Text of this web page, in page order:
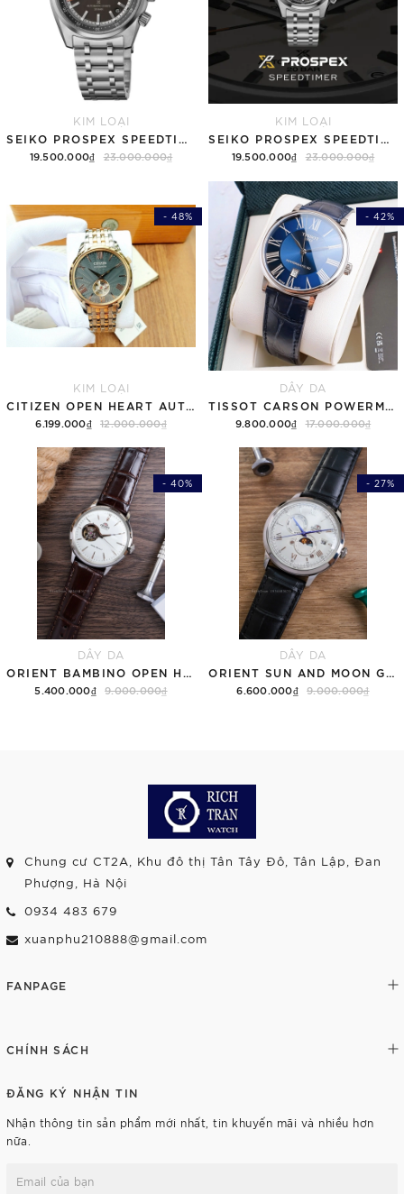
KIM LOẠI
19.500.000₫ 23.000.000₫
KIM LOẠI
19.500.000₫ 23.000.000₫
- 48%
KIM LOẠI
6.199.000₫ 12.000.000₫
- 42%
DÂY DA
9.800.000₫ 17.000.000₫
- 40%
DÂY DA
5.400.000₫ 9.000.000₫
- 27%
DÂY DA
6.600.000₫ 9.000.000₫
Chung cư CT2A, Khu đô thị Tân Tây Đô, Tân Lập, Đan
Phượng, Hà Nội
0934 483 679
xuanphu210888@gmail.com
FANPAGE
CHÍNH SÁCH
ĐĂNG KÝ NHẬN TIN
Nhận thông tin sản phẩm mới nhất, tin khuyến mãi và nhiều hơn
nữa.